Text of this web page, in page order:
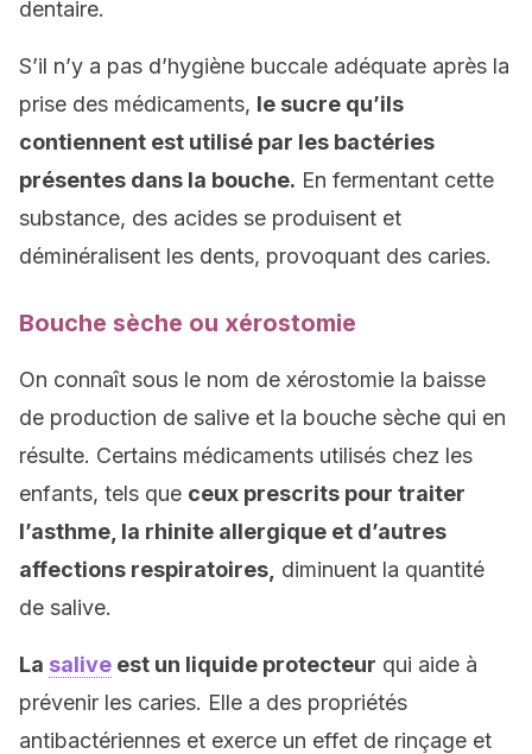
dentaire.
S’il n’y a pas d’hygiène buccale adéquate après la
prise des médicaments, le sucre qu’ils
contiennent est utilisé par les bactéries
présentes dans la bouche. En fermentant cette
substance, des acides se produisent et
déminéralisent les dents, provoquant des caries.
Bouche sèche ou xérostomie
On connaît sous le nom de xérostomie la baisse
de production de salive et la bouche sèche qui en
résulte. Certains médicaments utilisés chez les
enfants, tels que ceux prescrits pour traiter
l’asthme, la rhinite allergique et d’autres
affections respiratoires, diminuent la quantité
de salive.
La salive est un liquide protecteur qui aide à
prévenir les caries. Elle a des propriétés
antibactériennes et exerce un effet de rinçage et